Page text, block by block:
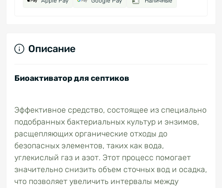
Описание
Биоактиватор для септиков
Эффективное средство, состоящее из специально
подобранных бактериальных культур и энзимов,
расщепляющих органические отходы до
безопасных элементов, таких как вода,
углекислый газ и азот. Этот процесс помогает
значительно снизить объем сточных вод и осадка,
что позволяет увеличить интервалы между